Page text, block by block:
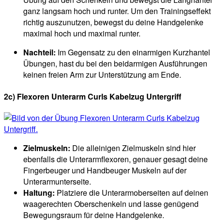
ganz langsam hoch und runter. Um den Trainingseffekt
richtig auszunutzen, bewegst du deine Handgelenke
maximal hoch und maximal runter.
Nachteil: Im Gegensatz zu den einarmigen Kurzhantel
Übungen, hast du bei den beidarmigen Ausführungen
keinen freien Arm zur Unterstützung am Ende.
2c) Flexoren Unterarm Curls Kabelzug Untergriff
Zielmuskeln: Die alleinigen Zielmuskeln sind hier
ebenfalls die Unterarmflexoren, genauer gesagt deine
Fingerbeuger und Handbeuger Muskeln auf der
Unterarmunterseite.
Haltung: Platziere die Unterarmoberseiten auf deinen
waagerechten Oberschenkeln und lasse genügend
Bewegungsraum für deine Handgelenke.